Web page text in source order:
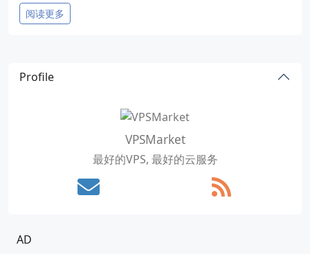
阅读更多
Profile
VPSMarket
最好的VPS, 最好的云服务
AD